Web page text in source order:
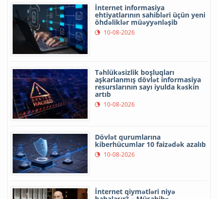
İnternet informasiya
ehtiyatlarının sahibləri üçün yeni
öhdəliklər müəyyənləşib
10-08-2026
Təhlükəsizlik boşluqları
aşkarlanmış dövlət informasiya
resurslarının sayı iyulda kəskin
artıb
10-08-2026
Dövlət qurumlarına
kiberhücumlar 10 faizədək azalıb
10-08-2026
İnternet qiymətləri niyə